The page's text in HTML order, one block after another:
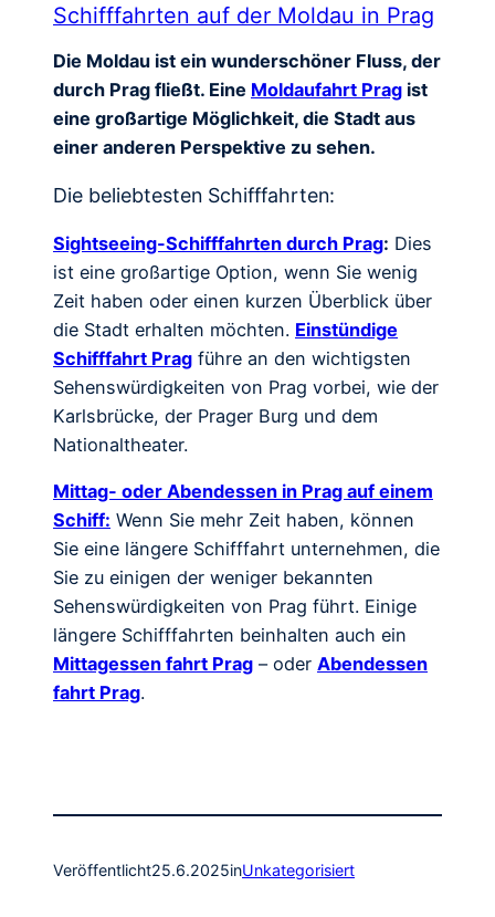
Schifffahrten auf der Moldau in Prag
Die Moldau ist ein wunderschöner Fluss, der
durch Prag fließt. Eine Moldaufahrt Prag ist
eine großartige Möglichkeit, die Stadt aus
einer anderen Perspektive zu sehen.
Die beliebtesten Schifffahrten:
Sightseeing-Schifffahrten durch Prag: Dies
ist eine großartige Option, wenn Sie wenig
Zeit haben oder einen kurzen Überblick über
die Stadt erhalten möchten. Einstündige
Schifffahrt Prag führe an den wichtigsten
Sehenswürdigkeiten von Prag vorbei, wie der
Karlsbrücke, der Prager Burg und dem
Nationaltheater.
Mittag- oder Abendessen in Prag auf einem
Schiff: Wenn Sie mehr Zeit haben, können
Sie eine längere Schifffahrt unternehmen, die
Sie zu einigen der weniger bekannten
Sehenswürdigkeiten von Prag führt. Einige
längere Schifffahrten beinhalten auch ein
Mittagessen fahrt Prag – oder Abendessen
fahrt Prag.
Veröffentlicht25.6.2025inUnkategorisiert